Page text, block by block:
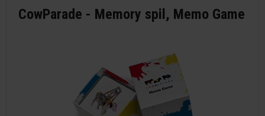
CowParade - Memory spil, Memo Game